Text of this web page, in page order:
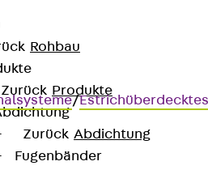
Rohbau
Zurück Produkte
Zurück Abdichtung
Fugenbänder
/